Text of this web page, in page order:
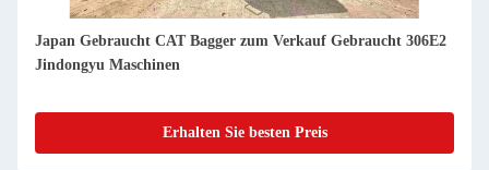
Japan Gebraucht CAT Bagger zum Verkauf Gebraucht 330GC
Jindongyu Maschinen
Erhalten Sie besten Preis